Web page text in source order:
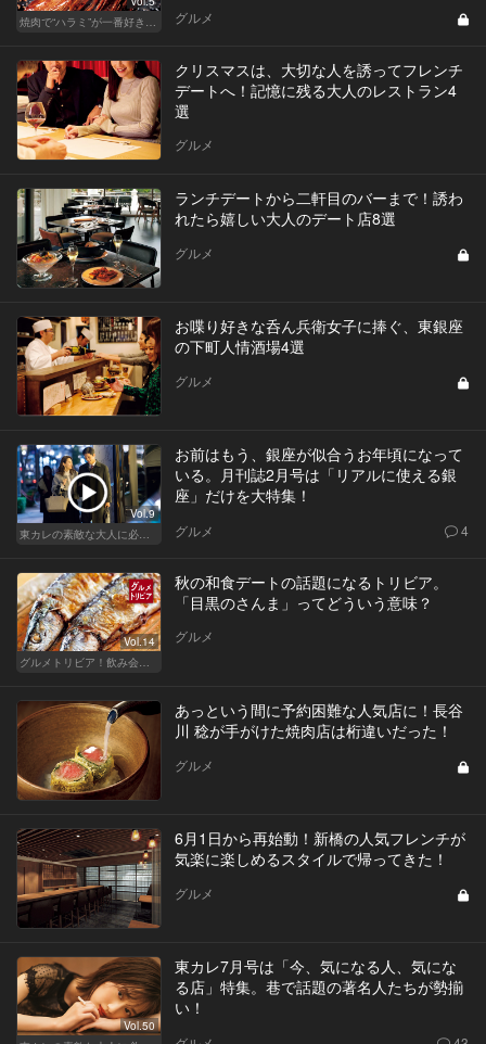
焼肉で“ハラミ”が一番好きならこの東京の名店へ
グルメ
クリスマスは、大切な人を誘ってフレンチ
デートへ！記憶に残る大人のレストラン4
選
グルメ
ランチデートから二軒目のバーまで！誘わ
れたら嬉しい大人のデート店8選
グルメ
お喋り好きな呑ん兵衛女子に捧ぐ、東銀座
の下町人情酒場4選
グルメ
Vol.9
お前はもう、銀座が似合うお年頃になって
いる。月刊誌2月号は「リアルに使える銀
座」だけを大特集！
グルメ 4
Vol.14
秋の和食デートの話題になるトリビア。
「目黒のさんま」ってどういう意味？
グルメ
あっという間に予約困難な人気店に！長谷
川 稔が手がけた焼肉店は桁違いだった！
グルメ
6月1日から再始動！新橋の人気フレンチが
気楽に楽しめるスタイルで帰ってきた！
グルメ
Vol.50
東カレ7月号は「今、気になる人、気にな
る店」特集。巷で話題の著名人たちが勢揃
い！